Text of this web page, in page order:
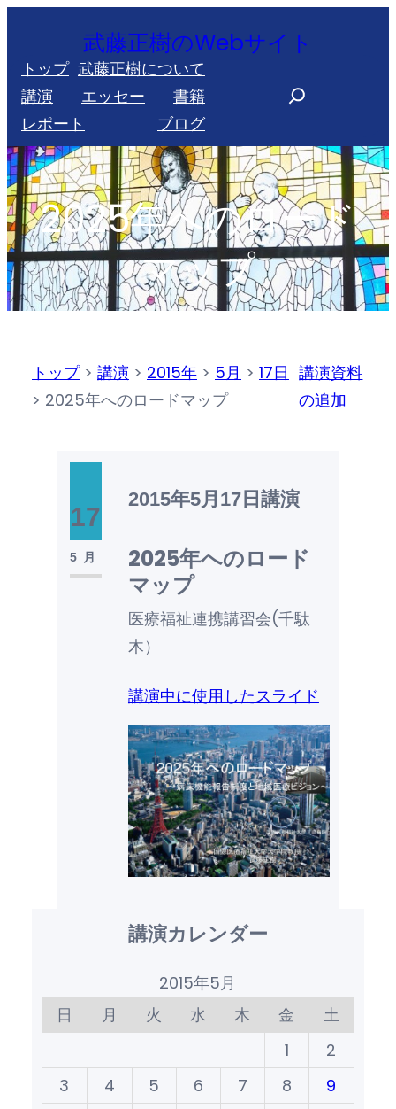
を
ス
キ
ッ
プ
武藤正樹のWebサイト
トップ 武藤正樹について
講演
エッセー
書籍
レポート
ブログ
r
c
h
2025年へのロード
マップ
トップ> 講演 > 2015年 > 5月 > 17日
> 2025年へのロードマップ
講演資料
の追加
17
5月
2015年5月17日 講演
2025年へのロード
マップ
医療福祉連携講習会(千駄
木）
講演中に使用したスライド
講演カレンダー
2015年5月
日
月 火 水 木 金
土
1
2
3
4 5 6 7 8
9